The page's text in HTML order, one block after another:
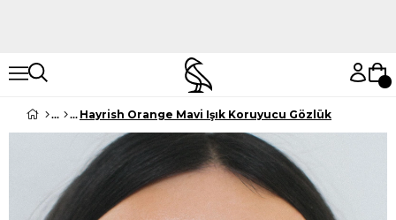
Hayrish Orange Mavi Işık Koruyucu Gözlük